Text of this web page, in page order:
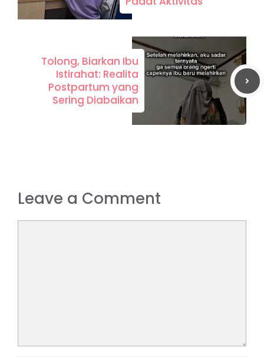
Tolong, Biarkan Ibu
Istirahat: Realita
Postpartum yang
Sering Diabaikan
Leave a Comment